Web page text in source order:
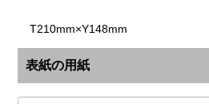
T210mm×Y148mm
表紙の用紙